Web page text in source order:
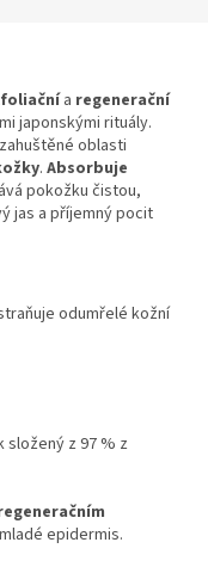
a regenerační
japonskými rituály.
oblasti
. Absorbuje
pokožku čistou,
jas a příjemný pocit
odumřelé kožní
z 97 % z
epidermis.